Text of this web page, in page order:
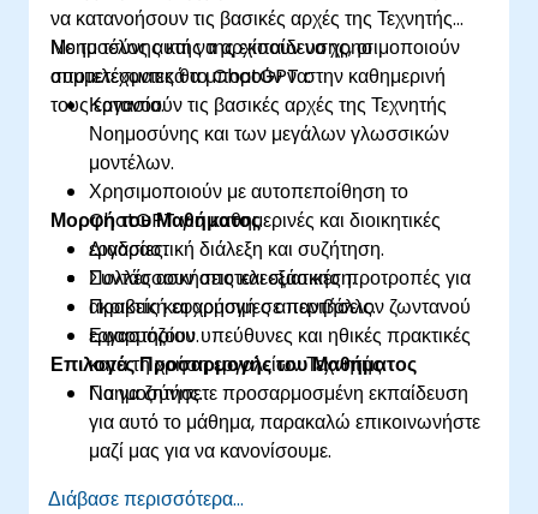
να κατανοήσουν τις βασικές αρχές της Τεχνητής
Νοημοσύνης και να αρχίσουν να χρησιμοποιούν
αποτελεσματικά το ChatGPT στην καθημερινή
τους εργασία.
Με το τέλος αυτής της εκπαίδευσης, οι
συμμετέχοντες θα μπορούν να:
Κατανοούν τις βασικές αρχές της Τεχνητής
Νοημοσύνης και των μεγάλων γλωσσικών
μοντέλων.
Χρησιμοποιούν με αυτοπεποίθηση το
ChatGPT για καθημερινές και διοικητικές
εργασίες.
Συντάσσουν αποτελεσματικές προτροπές για
ακριβείς και χρήσιμες απαντήσεις.
Εφαρμόζουν υπεύθυνες και ηθικές πρακτικές
κατά τη χρήση εργαλείων Τεχνητής
Νοημοσύνης.
Μορφή του Μαθήματος
Διαδραστική διάλεξη και συζήτηση.
Πολλές ασκήσεις και εξάσκηση.
Πρακτική εφαρμογή σε περιβάλλον ζωντανού
εργαστηρίου.
Επιλογές Προσαρμογής του Μαθήματος
Για να ζητήσετε προσαρμοσμένη εκπαίδευση
για αυτό το μάθημα, παρακαλώ επικοινωνήστε
μαζί μας για να κανονίσουμε.
Διάβασε περισσότερα...